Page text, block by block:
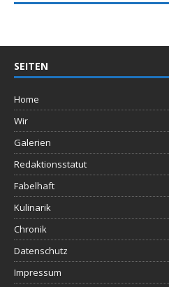
SEITEN
Home
Wir
Galerien
Redaktionsstatut
Fabelhaft
Kulinarik
Chronik
Datenschutz
Impressum